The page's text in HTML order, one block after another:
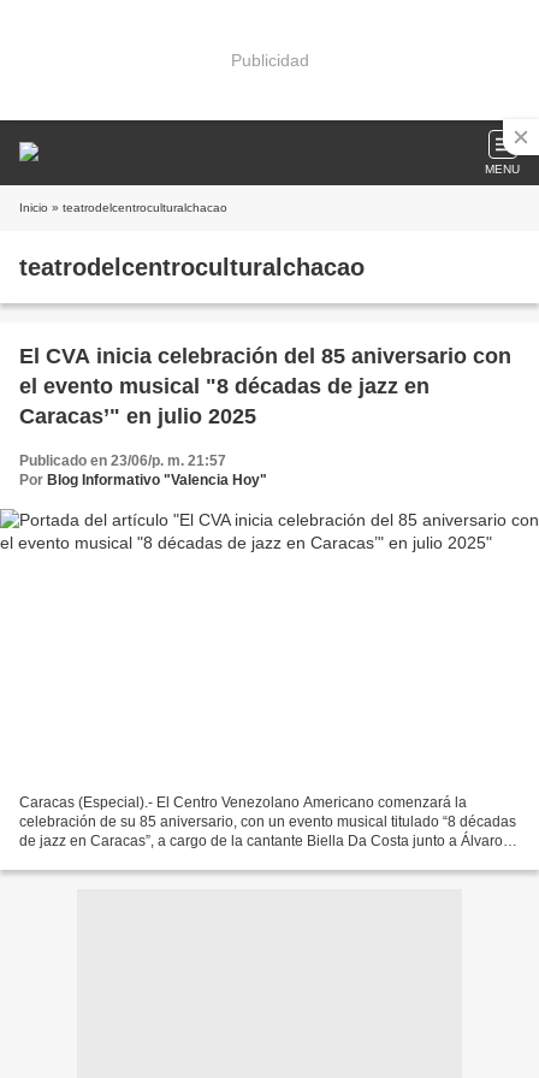
Publicidad
MENU
Inicio » teatrodelcentroculturalchacao
teatrodelcentroculturalchacao
El CVA inicia celebración del 85 aniversario con
el evento musical "8 décadas de jazz en
Caracas’" en julio 2025
Publicado en 23/06/p. m. 21:57
Por Blog Informativo "Valencia Hoy"
Caracas (Especial).- El Centro Venezolano Americano comenzará la
celebración de su 85 aniversario, con un evento musical titulado “8 décadas
de jazz en Caracas”, a cargo de la cantante Biella Da Costa junto a Álvaro